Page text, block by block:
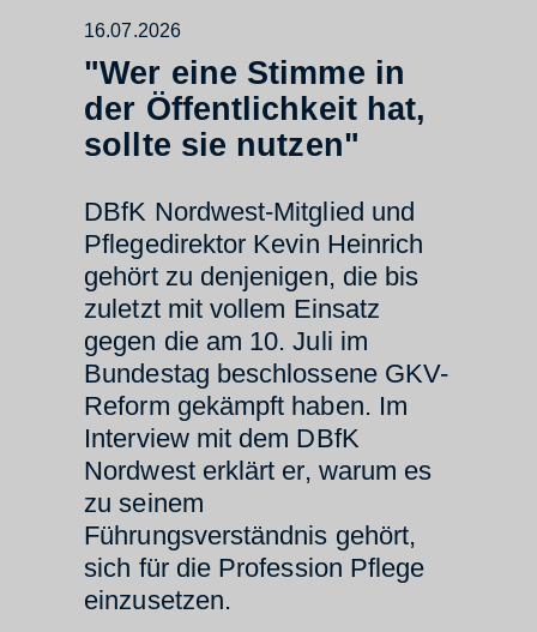
16.07.2026
"Wer eine Stimme in
der Öffentlichkeit hat,
sollte sie nutzen"
DBfK Nordwest-Mitglied und
Pflegedirektor Kevin Heinrich
gehört zu denjenigen, die bis
zuletzt mit vollem Einsatz
gegen die am 10. Juli im
Bundestag beschlossene GKV-
Reform gekämpft haben. Im
Interview mit dem DBfK
Nordwest erklärt er, warum es
zu seinem
Führungsverständnis gehört,
sich für die Profession Pflege
einzusetzen.